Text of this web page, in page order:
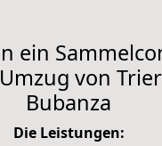
ein
von
Bubanza
Die Leistungen: